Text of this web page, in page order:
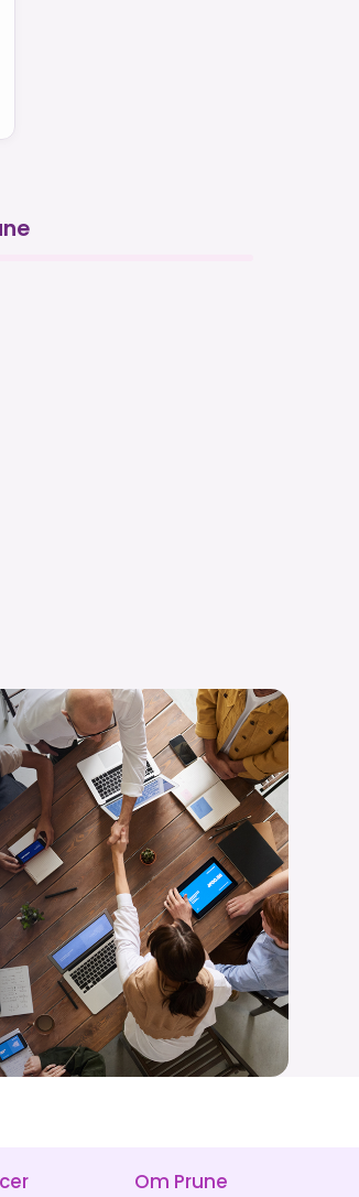
Om Prune